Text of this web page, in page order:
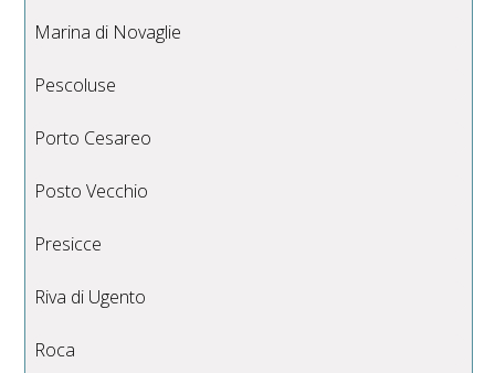
Marina di Novaglie
Pescoluse
Porto Cesareo
Posto Vecchio
Presicce
Riva di Ugento
Roca